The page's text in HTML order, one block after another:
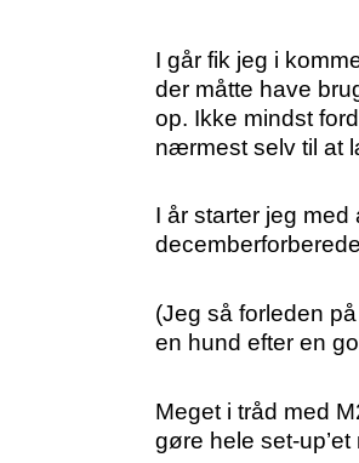
I går fik jeg i
der måtte have
op. Ikke mindst
nærmest selv til at
I år starter jeg
(Jeg så forleden
en hund efter en
Meget i tråd med
gøre hele set-